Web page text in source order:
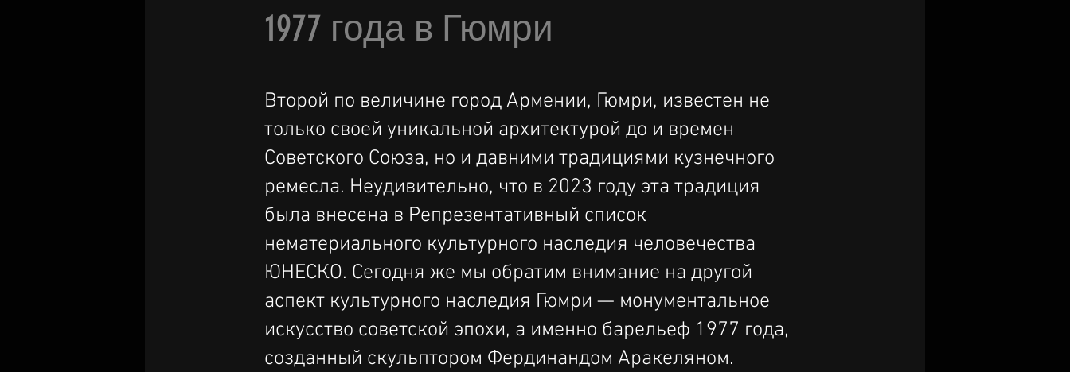
1977 года в Гюмри
Второй по величине город Армении, Гюмри, известен не
только своей уникальной архитектурой до и времен
Советского Союза, но и давними традициями кузнечного
ремесла. Неудивительно, что в 2023 году эта традиция
была внесена в Репрезентативный список
нематериального культурного наследия человечества
ЮНЕСКО. Сегодня же мы обратим внимание на другой
аспект культурного наследия Гюмри — монументальное
искусство советской эпохи, а именно барельеф 1977 года,
созданный скульптором Фердинандом Аракеляном.